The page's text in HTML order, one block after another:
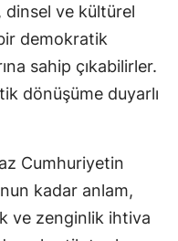
dinsel ve kültürel
demokratik
sahip çıkabilirler.
dönüşüme duyarlı
Cumhuriyetin
kadar anlam,
ve zenginlik ihtiva